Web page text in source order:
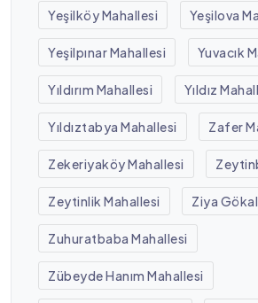
Yeşilköy Mahallesi Yeşilova
Yeşilpınar Mahallesi Yuvacık
Yıldırım Mahallesi Yıldız
Yıldıztabya Mahallesi Zafer
Zekeriyaköy Mahallesi
Zeytinlik Mahallesi Ziya
Zuhuratbaba Mahallesi
Zübeyde Hanım Mahallesi